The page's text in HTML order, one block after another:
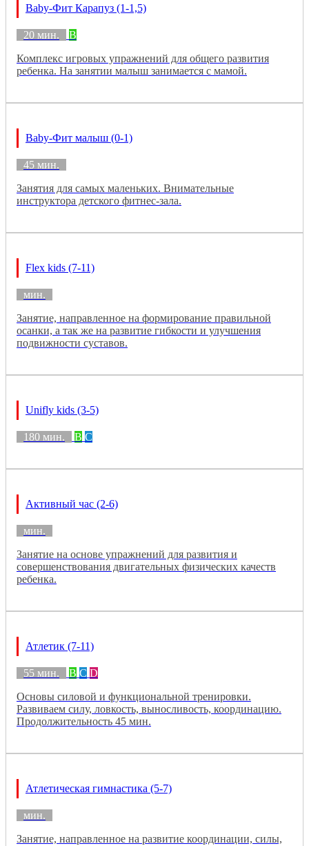
Baby-Фит Карапуз (1-1,5)
20 мин.
B
Комплекс игровых упражнений для общего развития
ребенка. На занятии малыш занимается с мамой.
Baby-Фит малыш (0-1)
45 мин.
Занятия для самых маленьких. Внимательные
инструктора детского фитнес-зала.
Flex kids (7-11)
мин.
Занятие, направленное на формирование правильной
осанки, а так же на развитие гибкости и улучшения
подвижности суставов.
Unifly kids (3-5)
180 мин. B C
Активный час (2-6)
мин.
Занятие на основе упражнений для развития и
совершенствования двигательных физических качеств
ребенка.
Атлетик (7-11)
55 мин. B C D
Основы силовой и функциональной тренировки.
Развиваем силу, ловкость, выносливость, координацию.
Продолжительность 45 мин.
Атлетическая гимнастика (5-7)
мин.
Занятие, направленное на развитие координации, силы,